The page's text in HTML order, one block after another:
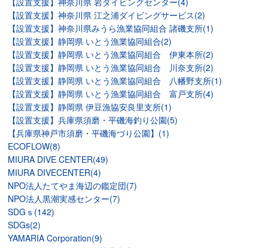
【設置支援】神奈川県 江之浦ダイビングサービス(2)
【設置支援】神奈川県みうら漁業協同組合 諸磯支所(1)
【設置支援】静岡県 いとう漁業協同組合(2)
【設置支援】静岡県 いとう漁業協同組合 伊東本所(2)
【設置支援】静岡県 いとう漁業協同組合 川奈支所(2)
【設置支援】静岡県 いとう漁業協同組合 八幡野支所(1)
【設置支援】静岡県 いとう漁業協同組合 富戸支所(4)
【設置支援】静岡県 伊豆漁協安良里支所(1)
【設置支援】兵庫県須磨・平磯海釣り公園(5)
【兵庫県神戸市須磨・平磯海づり公園】(1)
ECOFLOW(8)
MIURA DIVE CENTER(49)
MIURA DIVECENTER(4)
NPO法人たてやま海辺の鑑定団(7)
NPO法人黒潮実感センター(7)
SDGｓ(142)
SDGs(2)
YAMARIA Corporation(9)